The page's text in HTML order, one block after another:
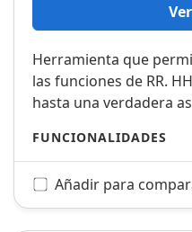
Herramienta que
las funciones de RR.
hasta una verdadera
FUNCIONALIDADES
Añadir para